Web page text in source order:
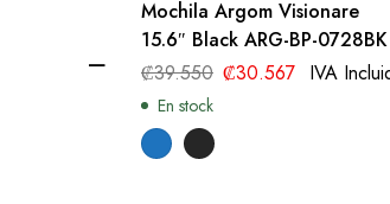
Mochila Argom Visionare
15.6″ Black ARG-BP-0728BK
₡39.550 ₡30.567 IVA
En stock